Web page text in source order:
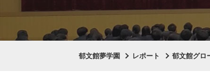
郁文館夢学園 レポート 郁文館グロ